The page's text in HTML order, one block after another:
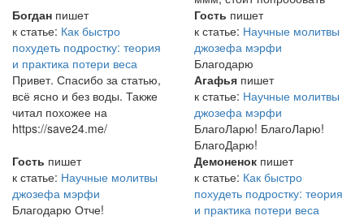
Богдан пишет
к статье: Как быстро
похудеть подростку: теория
и практика потери веса
Привет. Спасибо за статью,
всё ясно и без воды. Также
читал похожее на
https://save24.me/
Гость пишет
к статье: Научные молитвы
джозефа мэрфи
Благодарю
Агафья пишет
к статье: Научные молитвы
джозефа мэрфи
БлагоЛарю! БлагоЛарю!
БлагоДарю!
Гость пишет
к статье: Научные молитвы
джозефа мэрфи
Благодарю Отче!
Демоненок пишет
к статье: Как быстро
похудеть подростку: теория
и практика потери веса